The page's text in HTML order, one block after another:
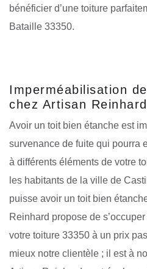
bénéficier d’une toiture
Bataille 33350.
Imperméabilisation
chez Artisan Reinhard
Avoir un toit bien étanche est
survenance de fuite qui pourra
à différents éléments de votre
les habitants de la ville de
puisse avoir un toit bien
Reinhard propose de
votre toiture 33350 à un prix
mieux notre clientèle ; il est à